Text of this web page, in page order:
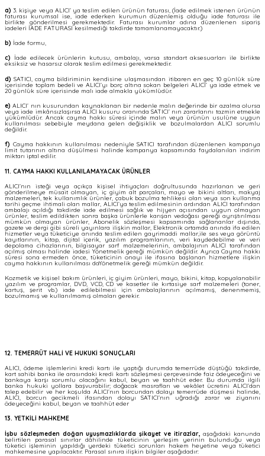
a) 3. kişiye veya ALICI’ ya teslim edilen ürünün faturası, (İade edilmek istenen ürünün
faturası kurumsal ise, iade ederken kurumun düzenlemiş olduğu iade faturası ile
birlikte gönderilmesi gerekmektedir. Faturası kurumlar adına düzenlenen sipariş
iadeleri İADE FATURASI kesilmediği takdirde tamamlanamayacaktır.)
b) İade formu,
c) İade edilecek ürünlerin kutusu, ambalajı, varsa standart aksesuarları ile birlikte
eksiksiz ve hasarsız olarak teslim edilmesi gerekmektedir.
d) SATICI, cayma bildiriminin kendisine ulaşmasından itibaren en geç 10 günlük süre
içerisinde toplam bedeli ve ALICI’yı borç altına sokan belgeleri ALICI’ ya iade etmek ve
20 günlük süre içerisinde malı iade almakla yükümlüdür.
e) ALICI’ nın kusurundan kaynaklanan bir nedenle malın değerinde bir azalma olursa
veya iade imkânsızlaşırsa ALICI kusuru oranında SATICI’ nın zararlarını tazmin etmekle
yükümlüdür. Ancak cayma hakkı süresi içinde malın veya ürünün usulüne uygun
kullanılması sebebiyle meydana gelen değişiklik ve bozulmalardan ALICI sorumlu
değildir.
f) Cayma hakkının kullanılması nedeniyle SATICI tarafından düzenlenen kampanya
limit tutarının altına düşülmesi halinde kampanya kapsamında faydalanılan indirim
miktarı iptal edilir.
11. CAYMA HAKKI KULLANILAMAYACAK ÜRÜNLER
ALICI’nın isteği veya açıkça kişisel ihtiyaçları doğrultusunda hazırlanan ve geri
gönderilmeye müsait olmayan, iç giyim alt parçaları, mayo ve bikini altları, makyaj
malzemeleri, tek kullanımlık ürünler, çabuk bozulma tehlikesi olan veya son kullanma
tarihi geçme ihtimali olan mallar, ALICI’ya teslim edilmesinin ardından ALICI tarafından
ambalajı açıldığı takdirde iade edilmesi sağlık ve hijyen açısından uygun olmayan
ürünler, teslim edildikten sonra başka ürünlerle karışan vedoğası gereği ayrıştırılması
mümkün olmayan ürünler, Abonelik sözleşmesi kapsamında sağlananlar dışında,
gazete ve dergi gibi süreli yayınlara ilişkin mallar, Elektronik ortamda anında ifa edilen
hizmetler veya tüketiciye anında teslim edilen gayrimaddi mallar,ile ses veya görüntü
kayıtlarının, kitap, dijital içerik, yazılım programlarının, veri kaydedebilme ve veri
depolama cihazlarının, bilgisayar sarf malzemelerinin, ambalajının ALICI tarafından
açılmış olması halinde iadesi Yönetmelik gereği mümkün değildir. Ayrıca Cayma hakkı
süresi sona ermeden önce, tüketicinin onayı ile ifasına başlanan hizmetlere ilişkin
cayma hakkının kullanılması daYönetmelik gereği mümkün değildir.
Kozmetik ve kişisel bakım ürünleri, iç giyim ürünleri, mayo, bikini, kitap, kopyalanabilir
yazılım ve programlar, DVD, VCD, CD ve kasetler ile kırtasiye sarf malzemeleri (toner,
kartuş, şerit vb.) iade edilebilmesi için ambalajlarının açılmamış, denenmemiş,
bozulmamış ve kullanılmamış olmaları gerekir.
12. TEMERRÜT HALİ VE HUKUKİ SONUÇLARI
ALICI, ödeme işlemlerini kredi kartı ile yaptığı durumda temerrüde düştüğü takdirde,
kart sahibi banka ile arasındaki kredi kartı sözleşmesi çerçevesinde faiz ödeyeceğini ve
bankaya karşı sorumlu olacağını kabul, beyan ve taahhüt eder. Bu durumda ilgili
banka hukuki yollara başvurabilir; doğacak masrafları ve vekâlet ücretini ALICI’dan
talep edebilir ve her koşulda ALICI’nın borcundan dolayı temerrüde düşmesi halinde,
ALICI, borcun gecikmeli ifasından dolayı SATICI’nın uğradığı zarar ve ziyanını
ödeyeceğini kabul, beyan ve taahhüt eder
13. YETKİLİ MAHKEME
İşbu sözleşmeden doğan uyuşmazlıklarda şikayet ve itirazlar, aşağıdaki kanunda
belirtilen parasal sınırlar dâhilinde tüketicinin yerleşim yerinin bulunduğu veya
tüketici işleminin yapıldığı yerdeki tüketici sorunları hakem heyetine veya tüketici
mahkemesine yapılacaktır. Parasal sınıra ilişkin bilgiler aşağıdadır: